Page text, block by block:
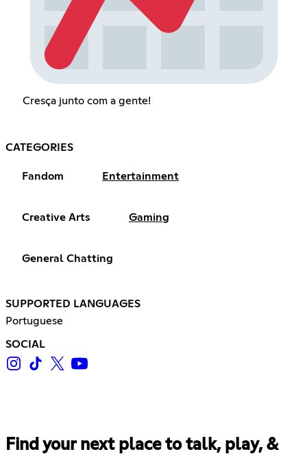
Cresça junto com a gente!
CATEGORIES
Fandom Entertainment
Creative Arts Gaming
General Chatting
SUPPORTED LANGUAGES
Portuguese
SOCIAL
Find your next place to talk, play, &